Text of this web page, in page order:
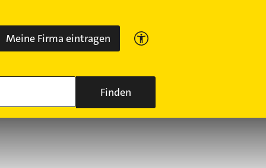
Meine Firma eintragen
Finden